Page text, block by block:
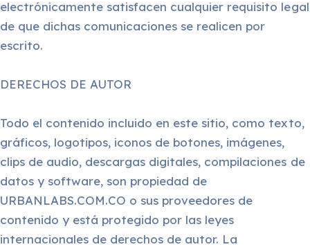
electrónicamente satisfacen cualquier requisito legal
de que dichas comunicaciones se realicen por
escrito.
DERECHOS DE AUTOR
Todo el contenido incluido en este sitio, como texto,
gráficos, logotipos, iconos de botones, imágenes,
clips de audio, descargas digitales, compilaciones de
datos y software, son propiedad de
URBANLABS.COM.CO o sus proveedores de
contenido y está protegido por las leyes
internacionales de derechos de autor. La